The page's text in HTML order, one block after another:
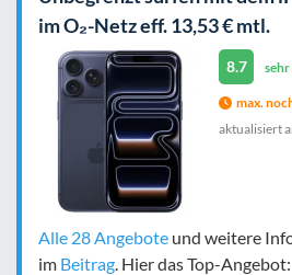
im O₂-Netz eff. 13,53 € mtl.
8.7
max.
aktualisiert
Alle 28 Angebote und weitere
im Beitrag . Hier das Top-Angebot: